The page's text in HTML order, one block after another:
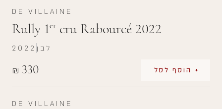
DE VILLAINE
Rully 1er cru Rabourcé 2022
₪ 330 + הוסף לסל
2022 לבן
DE VILLAINE